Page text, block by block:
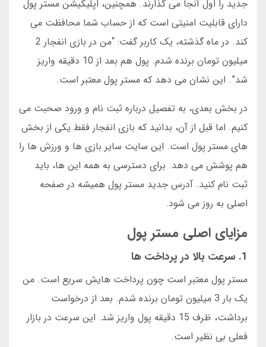
جدید را اول آنجا می گذارند. همچنین، اپلیکیشن مستر پول
دارای قابلیت امنیتی است که از حساب شما محافظت می
کند. در ماه گذشته، یک کاربر گفت: “من در بازی انفجار 2
میلیون تومان برنده شدم. پول هم بعد از 10 دقیقه واریز
شد”. این نشان می دهد که مستر پول معتبر است.
در بخش بعدی، به تفصیل درباره ثبت نام و ورود صحبت می
کنیم. اما قبل از آن، بدانید که بازی انفجار فقط یکی از بخش
های مستر پول است. این سایت سایر بازی ها و ورزش ها را
هم پوشش می دهد. برای دسترسی به همه این ها، باید
ثبت نام کنید. آدرس جدید مستر پول همیشه در صفحه
اصلی به روز می شود.
مزایای اصلی مستر پول
1. سرعت بالا در پرداخت ها
مستر پول معتبر است چون پرداخت هایش سریع است. من
یک بار 3 میلیون تومان برنده شدم. بعد از درخواست
برداشت، ظرف 15 دقیقه پول واریز شد. این سرعت در بازار
فعلی بی نظیر است.